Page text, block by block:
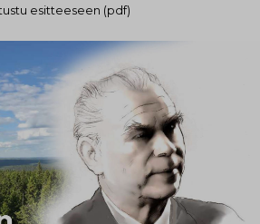
esitteeseen (pdf)